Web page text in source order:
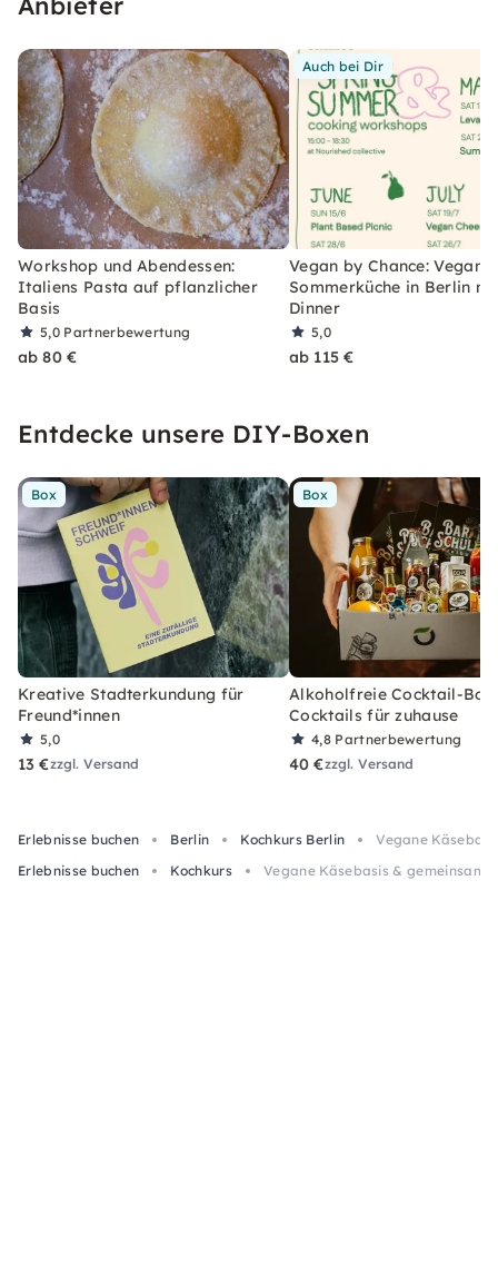
Workshop und Abendessen:
Italiens Pasta auf pflanzlicher
Basis
5,0 Partnerbewertung
ab 80 €
Auch bei Dir
Vegan by Chance: Vegane
Sommerküche in Berlin
Dinner
5,0
ab 115 €
Entdecke unsere DIY-Boxen
Box
Kreative Stadterkundung für
Freund*innen
5,0
13 €zzgl. Versand
Box
Alkoholfreie Cocktail-Box
Cocktails für zuhause
4,8 Partnerbewertung
40 €zzgl. Versand
Erlebnisse buchen Berlin Kochkurs Berlin
Vegane
Erlebnisse buchen
Kochkurs Vegane Käsebasis &